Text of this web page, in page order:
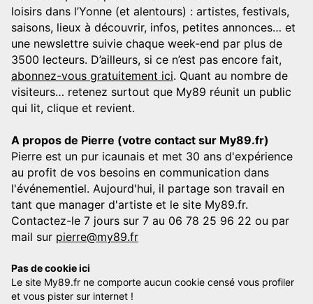
loisirs dans l’Yonne (et alentours) : artistes, festivals,
saisons, lieux à découvrir, infos, petites annonces… et
une newslettre suivie chaque week-end par plus de
3500 lecteurs. D’ailleurs, si ce n’est pas encore fait,
abonnez-vous gratuitement ici. Quant au nombre de
visiteurs… retenez surtout que My89 réunit un public
qui lit, clique et revient.
A propos de Pierre (votre contact sur My89.fr)
Pierre est un pur icaunais et met 30 ans d'expérience
au profit de vos besoins en communication dans
l'événementiel. Aujourd'hui, il partage son travail en
tant que manager d'artiste et le site My89.fr.
Contactez-le 7 jours sur 7 au 06 78 25 96 22 ou par
mail sur pierre@my89.fr
Pas de cookie ici
Le site My89.fr ne comporte aucun cookie censé vous profiler
et vous pister sur internet !